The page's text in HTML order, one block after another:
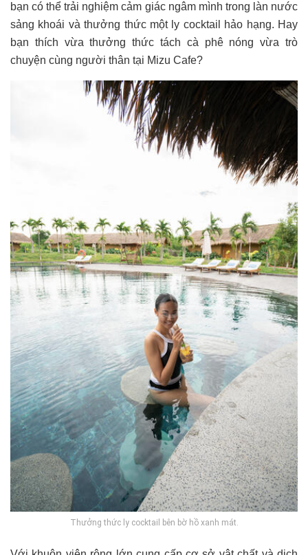
bạn có thể trải nghiệm cảm giác ngâm mình trong làn nước
sảng khoái và thưởng thức một ly cocktail hảo hạng. Hay
bạn thích vừa thưởng thức tách cà phê nóng vừa trò
chuyện cùng người thân tại Mizu Cafe?
Thưởng thức ly cocktail bên bờ hồ xanh mát.